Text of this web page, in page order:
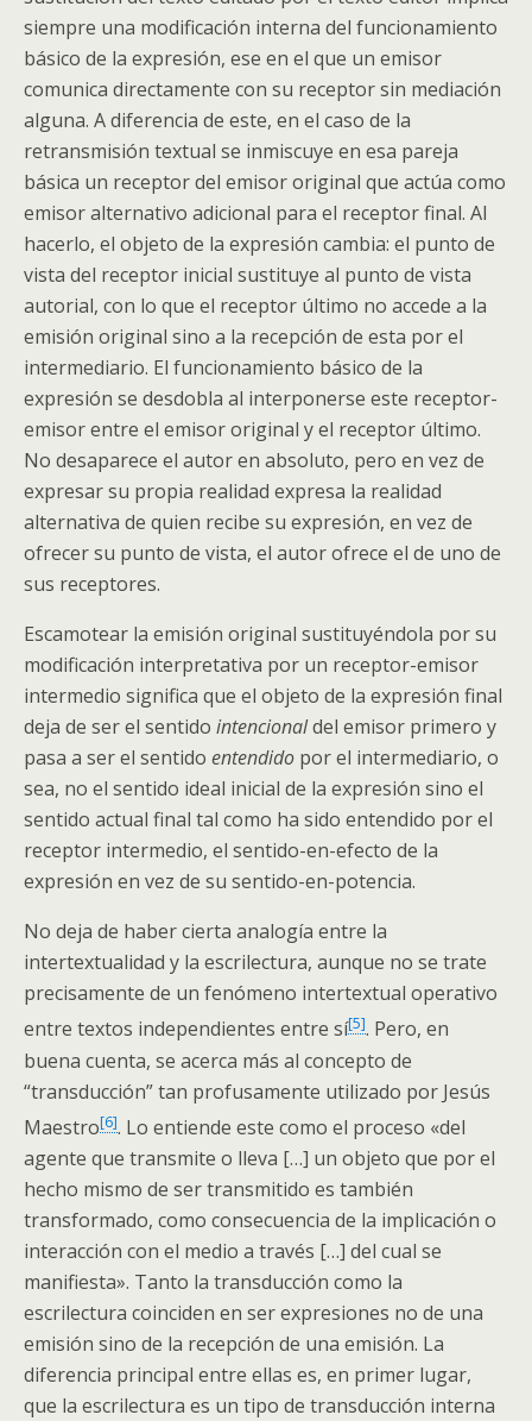
siempre una modificación interna del funcionamiento
básico de la expresión, ese en el que un emisor
comunica directamente con su receptor sin mediación
alguna. A diferencia de este, en el caso de la
retransmisión textual se inmiscuye en esa pareja
básica un receptor del emisor original que actúa como
emisor alternativo adicional para el receptor final. Al
hacerlo, el objeto de la expresión cambia: el punto de
vista del receptor inicial sustituye al punto de vista
autorial, con lo que el receptor último no accede a la
emisión original sino a la recepción de esta por el
intermediario. El funcionamiento básico de la
expresión se desdobla al interponerse este receptor-
emisor entre el emisor original y el receptor último.
No desaparece el autor en absoluto, pero en vez de
expresar su propia realidad expresa la realidad
alternativa de quien recibe su expresión, en vez de
ofrecer su punto de vista, el autor ofrece el de uno de
sus receptores.
Escamotear la emisión original sustituyéndola por su
modificación interpretativa por un receptor-emisor
intermedio significa que el objeto de la expresión final
deja de ser el sentido intencionaldel emisor primero y
pasa a ser el sentido entendido por el intermediario, o
sea, no el sentido ideal inicial de la expresión sino el
sentido actual final tal como ha sido entendido por el
receptor intermedio, el sentido-en-efecto de la
expresión en vez de su sentido-en-potencia.
No deja de haber cierta analogía entre la
intertextualidad y la escrilectura, aunque no se trate
precisamente de un fenómeno intertextual operativo
entre textos independientes entre sí[5]. Pero, en
buena cuenta, se acerca más al concepto de
“transducción” tan profusamente utilizado por Jesús
Maestro[6]. Lo entiende este como el proceso «del
agente que transmite o lleva […] un objeto que por el
hecho mismo de ser transmitido es también
transformado, como consecuencia de la implicación o
interacción con el medio a través […] del cual se
manifiesta». Tanto la transducción como la
escrilectura coinciden en ser expresiones no de una
emisión sino de la recepción de una emisión. La
diferencia principal entre ellas es, en primer lugar,
que la escrilectura es un tipo de transducción interna